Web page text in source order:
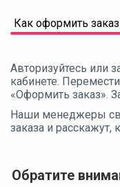
Как оформить заказ
Авторизуйтесь или
кабинете.
«Оформить заказ».
Наши менеджеры
заказа и расскажут,
Обратите